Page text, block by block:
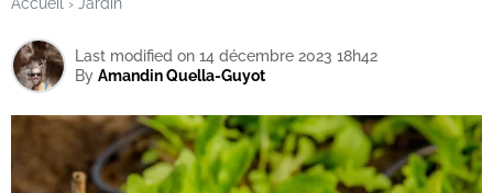
By Amandin Quella-Guyot
Last modified on 14 décembre 2023 18h42